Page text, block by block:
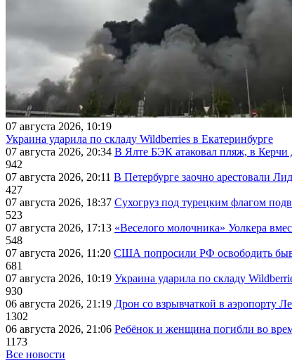
07 августа 2026, 10:19
Украина ударила по складу Wildberries в Екатеринбурге
07 августа 2026, 20:34 В Ялте БЭК атаковал пляж, в
942
07 августа 2026, 20:11 В Петербурге заочно арестовали
427
07 августа 2026, 18:37 Сухогруз под турецким флагом
523
07 августа 2026, 17:13 «Веселого молочника» Уолкера
548
07 августа 2026, 11:20 США попросили РФ освободить
681
07 августа 2026, 10:19 Украина ударила по складу
930
06 августа 2026, 21:19 Дрон со взрывчаткой в аэропорту
1302
06 августа 2026, 21:06 Ребёнок и женщина погибли во
1173
Все новости